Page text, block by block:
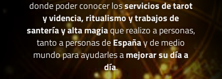
donde poder conocer losservicios de tarot
y videncia, ritualismo y trabajos de
santería y alta magiaque realizo a personas,
tanto a personas deEspañay de medio
mundo para ayudarles amejorar su día a
día.